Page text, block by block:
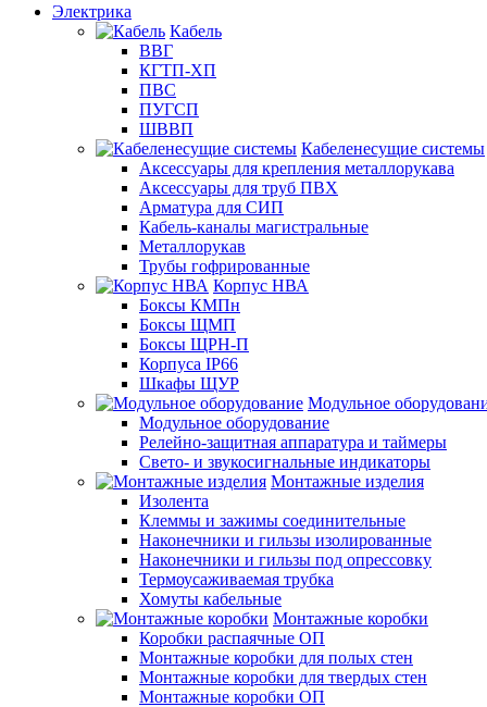
Электрика
Кабель
ВВГ
КГТП-ХП
ПВС
ПУГСП
ШВВП
Кабеленесущие системы
Аксессуары для крепления металлорукава
Аксессуары для труб ПВХ
Арматура для СИП
Кабель-каналы магистральные
Металлорукав
Трубы гофрированные
Корпус НВА
Боксы КМПн
Боксы ЩМП
Боксы ЩРН-П
Корпуса IP66
Шкафы ЩУР
Модульное
Модульное оборудование
Релейно-защитная аппаратура и таймеры
Свето- и звукосигнальные индикаторы
Монтажные изделия
Изолента
Клеммы и зажимы соединительные
Наконечники и гильзы изолированные
Наконечники и гильзы под опрессовку
Термоусаживаемая трубка
Хомуты кабельные
Монтажные коробки
Коробки распаячные ОП
Монтажные коробки для полых стен
Монтажные коробки для твердых стен
Монтажные коробки ОП